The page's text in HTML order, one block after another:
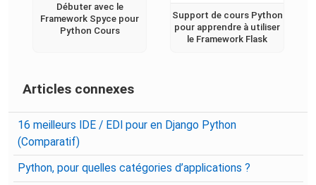
Débuter avec le
Framework Spyce pour
Python Cours
Support de cours Python
pour apprendre à utiliser
le Framework Flask
Articles connexes
16 meilleurs IDE / EDI pour en Django Python
(Comparatif)
Python, pour quelles catégories d’applications ?